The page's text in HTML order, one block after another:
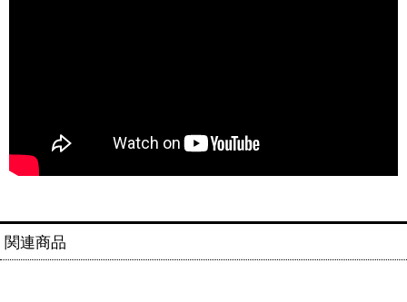
関連商品